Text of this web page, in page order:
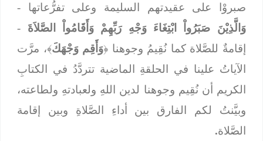
صبروْا على عقيدتهم السليمة وعلى تفرُّعاتها -
وَالَّذِيْنَ صَبَرُواْ ابْتِغَاءَ وَجْهِ رَبِّهِمْ وَأَقَامُواْ الصَّلاَةَ
إقامةٌ للصَّلاة كما نُقِيمُ وجوهنا ﴿وَأَقِم وَجْهَكَ﴾، مرَّت
الآياتُ علينا في الحلقةِ الماضية تتردَّدُ في الكتابِ
الكريم أن نُقِيم وجوهنا لدين اللهِ ولعبادتهِ ولطاعته،
وبيَّنتُ لكم الفارق بين أداءِ الصَّلاةِ وبين إقامة
الصَّلاة.